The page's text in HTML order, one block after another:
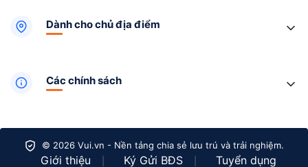
Dành cho chủ địa điểm
Các chính sách
© 2026 Vui.vn - Nền tảng chia sẻ lưu trú và trải nghiệm.
Giới thiệu Ký Gửi BĐS Tuyển dụng